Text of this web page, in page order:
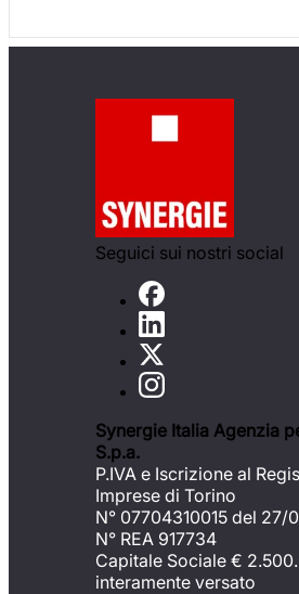
Seguici sui nostri social
Synergie Italia Agenzia
S.p.a.
P.IVA e Iscrizione al
Imprese di Torino
N° 07704310015 del 27/
N° REA 917734
Capitale Sociale €
interamente versato